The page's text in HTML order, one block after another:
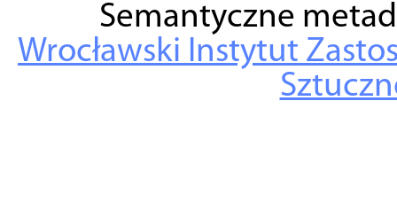
Semantyczne
Wrocławski Instytut